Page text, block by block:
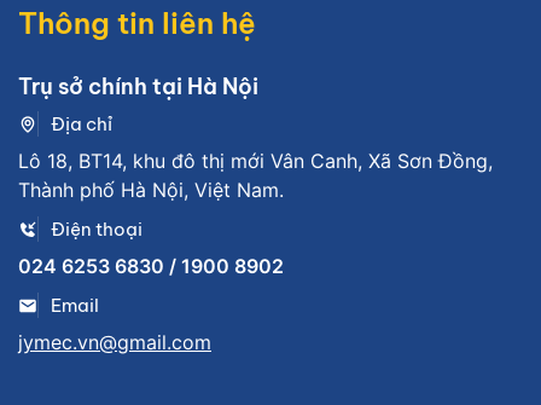
Thông tin liên hệ
Trụ sở chính tại Hà Nội
Địa chỉ
Lô 18, BT14, khu đô thị mới Vân Canh, Xã Sơn Đồng,
Thành phố Hà Nội, Việt Nam.
Điện thoại
024 6253 6830 / 1900 8902
Email
jymec.vn@gmail.com